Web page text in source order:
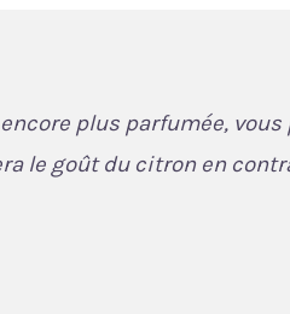
plus parfumée,
le goût du citron en